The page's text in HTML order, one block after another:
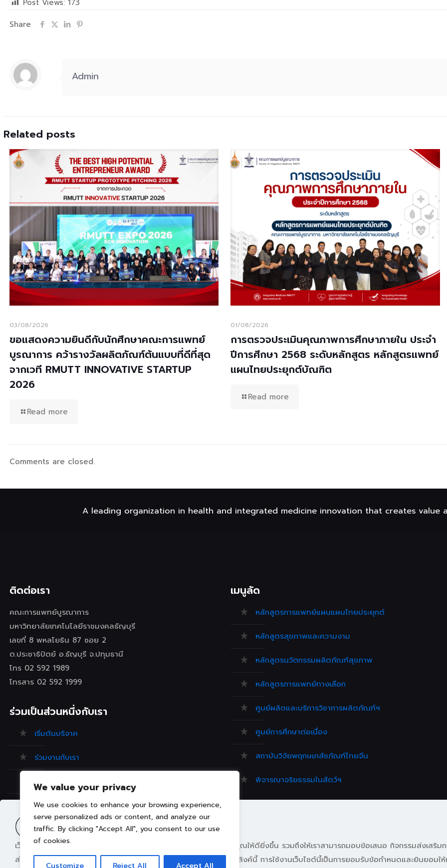
We value your privacy
We use cookies to enhance your browsing experience,
serve personalized ads or content, and analyze our
traffic. By clicking "Accept All", you consent to our use
of cookies.
Customize Reject All Accept All
Post Views: 173
Share
Admin
Related posts
03/08/2026
ขอแสดงความยินดีกับนักศึกษาคณะการแพทย์
บูรณาการ คว้ารางวัลผลิตภัณฑ์ต้นแบบที่ดีที่สุด
จากเวที RMUTT INNOVATIVE STARTUP
2026
Read more
01/08/2026
การตรวจประเมินคุณภาพการศึกษาภายใน ประจำ
ปีการศึกษา 2568 ระดับหลักสูตร หลักสูตรแพทย์
แผนไทยประยุกต์บัณฑิต
Read more
Comments are closed.
A leading organization in health and integrated medicine innovation that creates value
ติดต่อเรา
คณะการแพทย์บูรณาการ
มหาวิทยาลัยเทคโนโลยีราชมงคลธัญบุรี
เลขที่ 8 พหลโยธิน 87 ซอย 2
ต.ประชาธิปัตย์ อ.ธัญบุรี จ.ปทุมธานี
โทร 02 592 1989
โทรสาร 02 592 1999
ร่วมเป็นส่วนหนึ่งกับเรา
เริ่มต้นบริจาค
ร่วมงานกับเรา
ร้องเรียน/ข้อเสนอแนะ
คำถามที่พบบ่อย
เมนูลัด
หลักสูตรการแพทย์แผนแผนไทยประยุกต์
หลักสูตรสุขภาพและความงาม
หลักสูตรนวัตกรรมผลิตภัณฑ์สุขภาพ
หลักสูตรการแพทย์ทางเลือก
ศูนย์ผลิตและบริการวิชาการผลิตภัณฑ์ฯ
ศูนย์การศึกษาต่อเนื่อง
สถาบันวิจัยพฤกษเภสัชภัณฑ์ไทยจีน
พิจารณาจริยธรรมในสัตว์ฯ
เว็บไซต์นี้มีการจัดเก็บคุกกี้เพื่อมอบประสบการณ์การใช้งานเว็บไซต์ของคุณให้ดียิ่งขึ้น รวมถึงให้เราสามารถมอบข้อเสนอ กิจกรรมส่งเสริม
ส่วนตัว ท่านสามารถศึกษานโยบายการใช้คุกกี้ (Cookies Policy) ได้ที่ลิงค์นี้ การใช้งานเว็บไซต์นี้เป็นการยอมรับข้อกำหนดและยินยอมใ